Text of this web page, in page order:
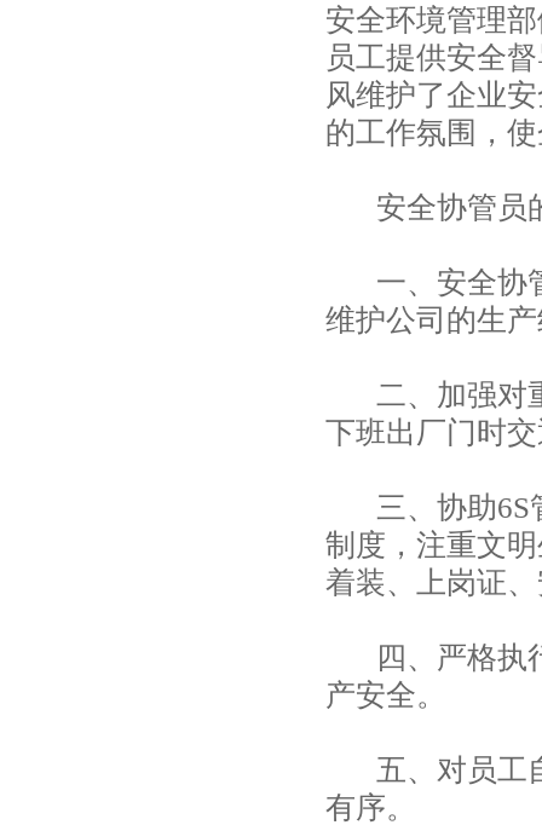
安全环境管理
员工提供安全
风维护了企业
的工作氛围，
安全协管员
一、安全协管
维护公司的生
二、加强对重
下班出厂门时
三、协助6S
制度，注重文
着装、上岗证
四、严格执行
产安全。
五、对员工自
有序。